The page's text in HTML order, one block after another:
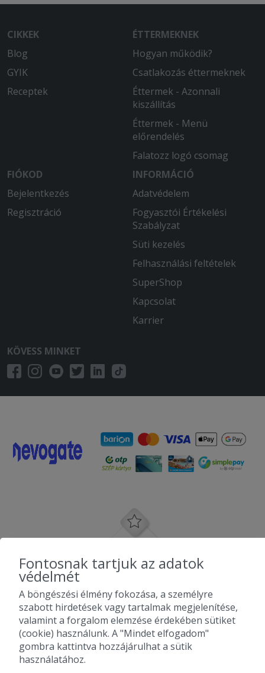
CIKKEK
Blog
GYIK
Receptek
ÉTTERMEKNEK
Hogyan működik?
Csatlakozás éttermeknek
Éttermek - Azonnali
kiszállítás
Éttermek - Menü
előrendelés
Falatozz logó csomag
FIÓKOD
Bejelentkezés
Regisztráció
INFORMÁCIÓ
Adatvédelem
Fogyasztói Értékelési
Szabályzat
Süti kezelés
Felhasználási feltételek
SuperShop
Kapcsolat
Karrier
KÖVESS MINKET
Fontosnak tartjuk az adatok
védelmét
A böngészési élmény fokozása, a személyre
szabott hirdetések vagy tartalmak megjelenítése,
valamint a forgalom elemzése érdekében sütiket
(cookie) használunk. A "Mindet elfogadom"
gombra kattintva hozzájárulhat a sütik
használatához.